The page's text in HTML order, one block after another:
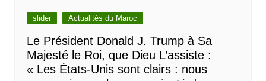
slider Actualités du Maroc
Le Président Donald J. Trump à Sa
Majesté le Roi, que Dieu L’assiste :
« Les États-Unis sont clairs : nous